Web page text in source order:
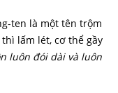
ten là một tên trộm
lấm lét, cơ thể gầy
luôn đói dài và luôn